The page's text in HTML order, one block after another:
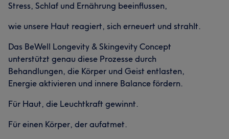
Stress, Schlaf und Ernährung beeinflussen,
wie unsere Haut reagiert, sich erneuert und strahlt.
Das BeWell Longevity & Skingevity Concept
unterstützt genau diese Prozesse durch
Behandlungen, die Körper und Geist entlasten,
Energie aktivieren und innere Balance fördern.
Für Haut, die Leuchtkraft gewinnt.
Für einen Körper, der aufatmet.